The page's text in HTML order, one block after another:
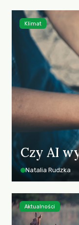
Czy AI
Natalia Rudzka
Klimat
Aktualności